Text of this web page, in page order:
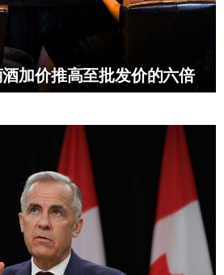
加价推高至批发价的六倍